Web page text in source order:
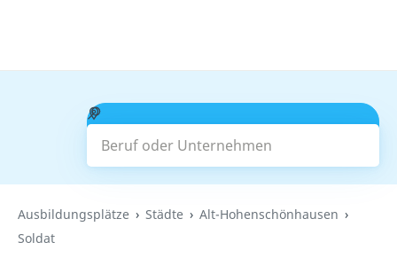
Beruf oder Unternehmen
Suchen
Ausbildungsplätze Städte
Alt-Hohenschönhausen
Soldat